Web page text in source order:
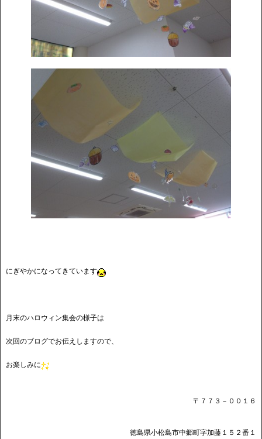
にぎやかになってきています
月末のハロウィン集会の様子は
次回のブログでお伝えしますので、
お楽しみに
〒７７３－００１６
徳島県小松島市中郷町字加藤１５２番１